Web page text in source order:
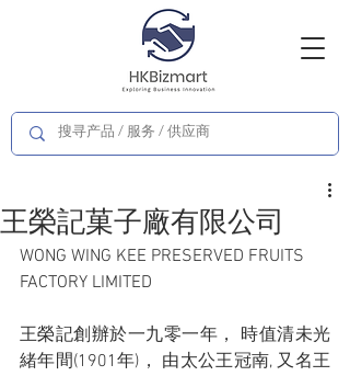
王榮記菓子廠有限公司
WONG WING KEE PRESERVED FRUITS
FACTORY LIMITED
王榮記創辦於一九零一年， 時值清未光
緒年間(1901年)， 由太公王冠南, 又名王